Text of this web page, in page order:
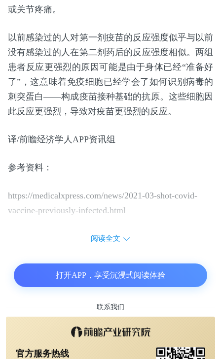
或关节疼痛。
以前感染过的人对第一剂疫苗的反应强度似乎与以前
没有感染过的人在第二剂药后的反应强度相似。两组
患者反应更强烈的原因可能是由于身体已经“准备好
了”，这意味着免疫细胞已经学会了如何识别病毒的
刺突蛋白——构成疫苗接种基础的抗原。这些细胞因
此反应更强烈，导致对疫苗更强烈的反应。
译/前瞻经济学人APP资讯组
参考资料：
https://medicalxpress.com/news/2021-03-shot-covid-
vaccine-previously-infected.html
阅读全文
打开APP，享受沉浸式阅读体验
联系我们
官方服务热线